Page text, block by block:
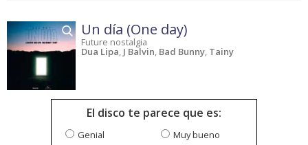
Un día (One day)
Future nostalgia
Dua Lipa, J Balvin, Bad Bunny, Tainy
El disco te parece que es:
Genial
Muy bueno